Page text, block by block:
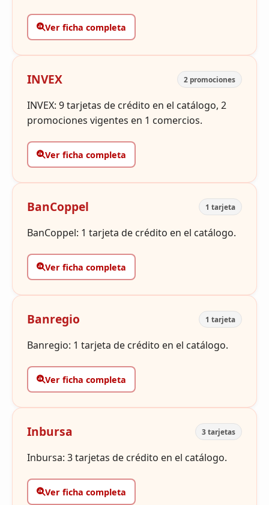
Ver ficha completa
INVEX 2 promociones
INVEX: 9 tarjetas de crédito en el catálogo, 2
promociones vigentes en 1 comercios.
Ver ficha completa
BanCoppel 1 tarjeta
BanCoppel: 1 tarjeta de crédito en el catálogo.
Ver ficha completa
Banregio 1 tarjeta
Banregio: 1 tarjeta de crédito en el catálogo.
Ver ficha completa
Inbursa 3 tarjetas
Inbursa: 3 tarjetas de crédito en el catálogo.
Ver ficha completa